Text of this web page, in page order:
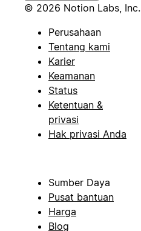
© 2026 Notion Labs, Inc.
Perusahaan
Tentang kami
Karier
Keamanan
Status
Ketentuan &
privasi
Hak privasi Anda
Sumber Daya
Pusat bantuan
Harga
Blog